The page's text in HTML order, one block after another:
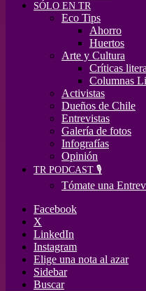
SÓLO EN TR
Eco Tips
Ahorro
Huertos
Arte y Cultura
Críticas
Columnas
Activistas
Dueños de Chile
Entrevistas
Galería de fotos
Infografías
Opinión
TR PODCAST 🎙️
Tómate una
Facebook
X
LinkedIn
Instagram
Elige una nota al azar
Sidebar
Buscar